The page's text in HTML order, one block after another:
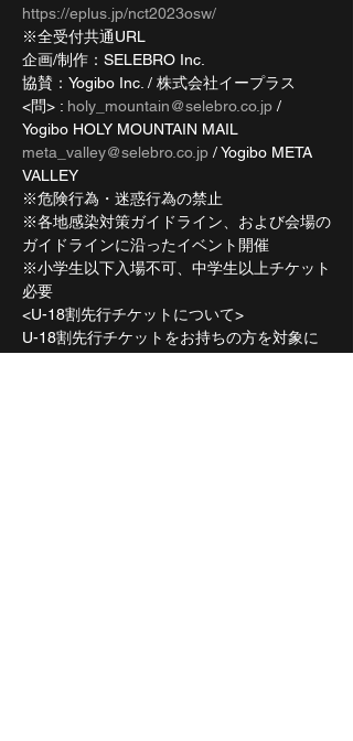
https://eplus.jp/nct2023osw/
※全受付共通URL
企画/制作：SELEBRO Inc.
協賛：Yogibo Inc. / 株式会社イープラス
<問> : holy_mountain@selebro.co.jp /
Yogibo HOLY MOUNTAIN MAIL
meta_valley@selebro.co.jp / Yogibo META
VALLEY
※危険行為・迷惑行為の禁止
※各地感染対策ガイドライン、および会場の
ガイドラインに沿ったイベント開催
※小学生以下入場不可、中学生以上チケット
必要
<U-18割先行チケットについて>
U-18割先行チケットをお持ちの方を対象に